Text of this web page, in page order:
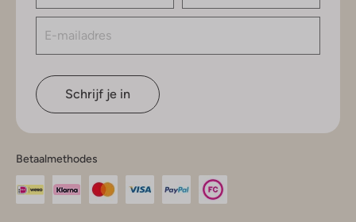
Schrijf je in
Betaalmethodes